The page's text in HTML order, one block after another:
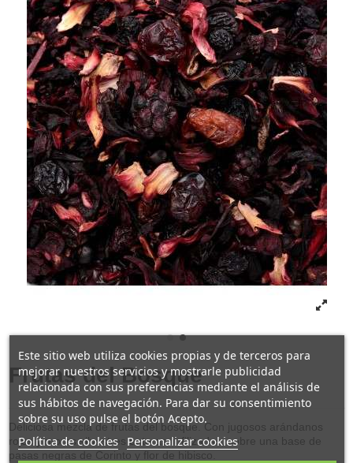
Frutas del Bosque
Deliciosa mezcla de frutas del bosque. Con jugosos arándanos
rojos y moras silvestres enteras liofilizadas, sobre una base de
pasas negras de Corinto y flor de hibisco.
Este sitio web utiliza cookies propias y de terceros para
mejorar nuestros servicios y mostrarle publicidad
relacionada con sus preferencias mediante el análisis de
sus hábitos de navegación. Para dar su consentimiento
sobre su uso pulse el botón Acepto.
Política de cookies Personalizar cookies